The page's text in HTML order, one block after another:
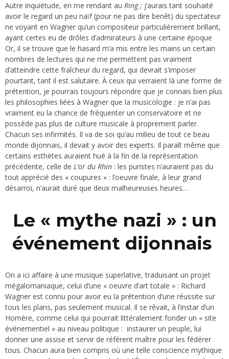
Autre inquiétude, en me rendant au Ring ; j’aurais tant souhaité
avoir le regard un peu naïf (pour ne pas dire benêt) du spectateur
ne voyant en Wagner qu’un compositeur particulièrement brillant,
ayant certes eu de drôles d’admirateurs à une certaine époque
Or, il se trouve que le hasard m’a mis entre les mains un certain
nombres de lectures qui ne me permettent pas vraiment
d’atteindre cette fraîcheur du regard, qui devrait s’imposer
pourtant, tant il est salutaire. À ceux qui verraient là une forme de
prétention, je pourrais toujours répondre que je connais bien plus
les philosophies liées à Wagner que la musicologie : je n’ai pas
vraiment eu la chance de fréquenter un conservatoire et ne
possède pas plus de culture musicale à proprement parler.
Chacun ses infirmités. Il va de soi qu’au milieu de tout ce beau
monde dijonnais, il devait y avoir des experts. Il paraît même que
certains esthètes auraient hué à la fin de la représentation
précédente, celle de L’or du Rhin : les puristes n’auraient pas du
tout apprécié des « coupures » : l’oeuvre finale, à leur grand
désarroi, n’aurait duré que deux malheureuses heures…
Le « mythe nazi » : un
événement dijonnais
On a ici affaire à une musique superlative, traduisant un projet
mégalomaniaque, celui d’une « oeuvre d’art totale » : Richard
Wagner est connu pour avoir eu la prétention d’une réussite sur
tous les plans, pas seulement musical. Il se rêvait, à l’instar d’un
Homère, comme celui qui pourrait littéralement fonder un « site
événementiel » au niveau politique : instaurer un peuple, lui
donner une assise et servir de référent maître pour les fédérer
tous. Chacun aura bien compris où une telle conscience mythique